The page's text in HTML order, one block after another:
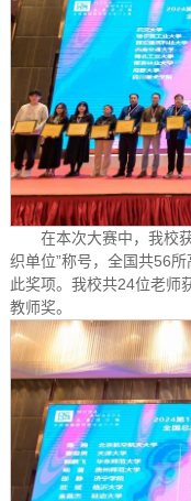
在本次大赛中，我校
织单位”称号，全国共56
此奖项。我校共24位老师
教师奖。